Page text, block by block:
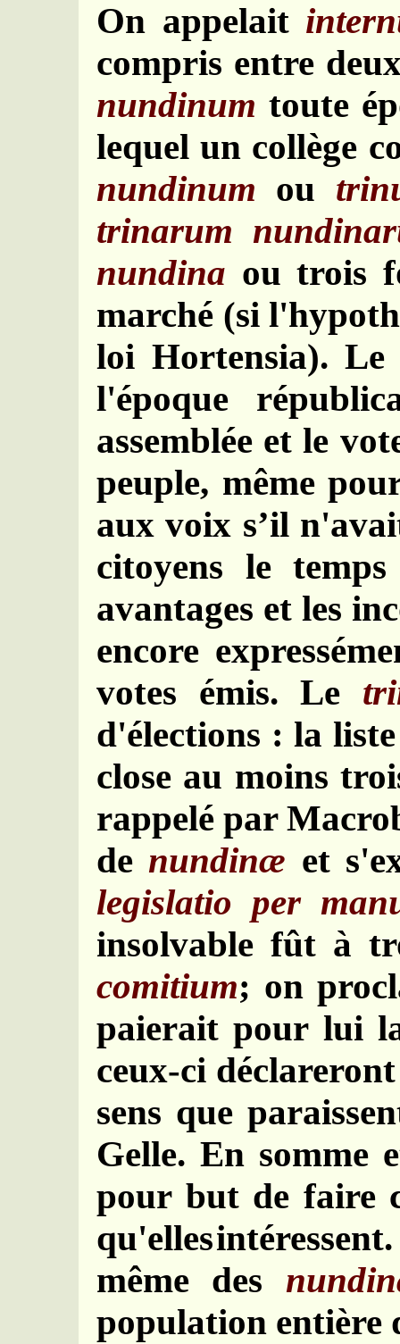
On appelait
compris entre
nundinum toute
lequel un collège
nundinum ou
trinarum
nundina ou trois
marché (si
loi Hortensia).
l'époque
assemblée et le
peuple, même
aux voix s’il
citoyens le
avantages et les
encore
votes émis. Le
d'élections : la
close au moins
rappelé par
de nundinæ et
legislatio per
insolvable fût à
comitium; on
paierait pour lui
ceux-ci
sens que
Gelle. En somme
pour but de faire
qu'elles
même des
population entière